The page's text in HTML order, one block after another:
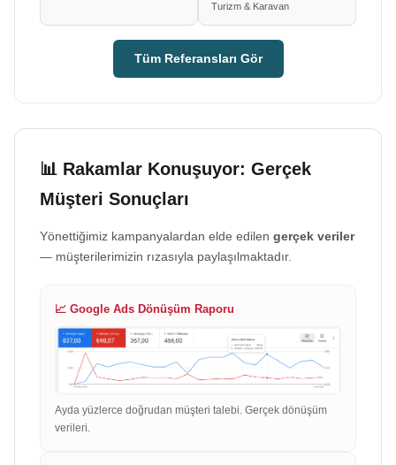
Turizm & Karavan
Tüm Referansları Gör
📊 Rakamlar Konuşuyor: Gerçek
Müşteri Sonuçları
Yönettiğimiz kampanyalardan elde edilen gerçek veriler
— müşterilerimizin rızasıyla paylaşılmaktadır.
📈 Google Ads Dönüşüm Raporu
Ayda yüzlerce doğrudan müşteri talebi. Gerçek dönüşüm
verileri.